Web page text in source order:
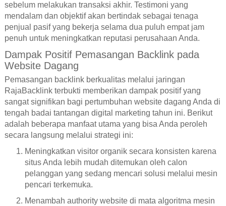
sebelum melakukan transaksi akhir. Testimoni yang
mendalam dan objektif akan bertindak sebagai tenaga
penjual pasif yang bekerja selama dua puluh empat jam
penuh untuk meningkatkan reputasi perusahaan Anda.
Dampak Positif Pemasangan Backlink pada
Website Dagang
Pemasangan backlink berkualitas melalui jaringan
RajaBacklink terbukti memberikan dampak positif yang
sangat signifikan bagi pertumbuhan website dagang Anda di
tengah badai tantangan digital marketing tahun ini. Berikut
adalah beberapa manfaat utama yang bisa Anda peroleh
secara langsung melalui strategi ini:
Meningkatkan visitor organik secara konsisten karena
situs Anda lebih mudah ditemukan oleh calon
pelanggan yang sedang mencari solusi melalui mesin
pencari terkemuka.
Menambah authority website di mata algoritma mesin